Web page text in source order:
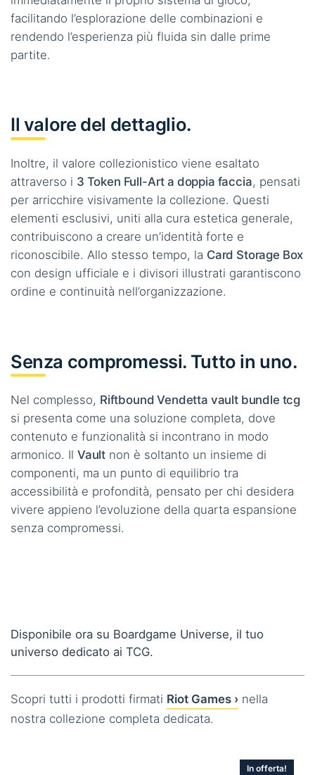
facilitando l’esplorazione delle combinazioni e
rendendo l’esperienza più fluida sin dalle prime
partite.
Il valore del dettaglio.
Inoltre, il valore collezionistico viene esaltato
attraverso i 3 Token Full-Art a doppia faccia, pensati
per arricchire visivamente la collezione. Questi
elementi esclusivi, uniti alla cura estetica generale,
contribuiscono a creare un’identità forte e
riconoscibile. Allo stesso tempo, la Card Storage Box
con design ufficiale e i divisori illustrati garantiscono
ordine e continuità nell’organizzazione.
Senza compromessi. Tutto in uno.
Nel complesso, Riftbound Vendetta vault bundle tcg
si presenta come una soluzione completa, dove
contenuto e funzionalità si incontrano in modo
armonico. Il Vault non è soltanto un insieme di
componenti, ma un punto di equilibrio tra
accessibilità e profondità, pensato per chi desidera
vivere appieno l’evoluzione della quarta espansione
senza compromessi.
Disponibile ora su Boardgame Universe, il tuo
universo dedicato ai TCG.
Scopri tutti i prodotti firmati Riot Games › nella
nostra collezione completa dedicata.
In offerta!